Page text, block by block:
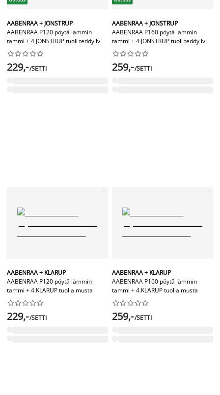
AABENRAA + JONSTRUP
AABENRAA P120 pöytä lämmin
tammi + 4 JONSTRUP tuoli teddy lv






229,-/SETTI
AABENRAA + JONSTRUP
AABENRAA P160 pöytä lämmin
tammi + 4 JONSTRUP tuoli teddy lv






259,-/SETTI
AABENRAA + KLARUP
AABENRAA P120 pöytä lämmin
tammi + 4 KLARUP tuolia musta






229,-/SETTI
AABENRAA + KLARUP
AABENRAA P160 pöytä lämmin
tammi + 4 KLARUP tuolia musta






259,-/SETTI